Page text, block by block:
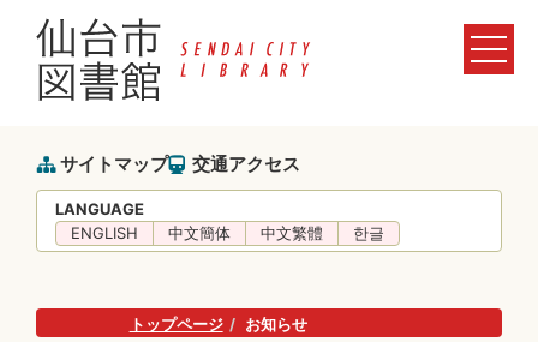
サイトマップ 交通アクセス
LANGUAGE
ENGLISH
中文簡体 中文繁體 한글
トップページ お知らせ